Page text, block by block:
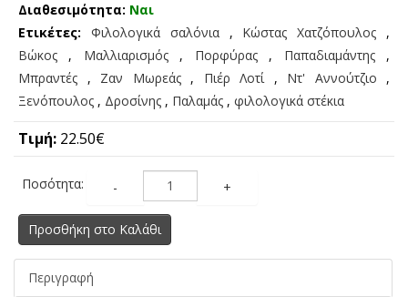
Διαθεσιμότητα: Ναι
Ετικέτες:
Φιλολογικά σαλόνια, Κώστας Χατζόπουλος ,
Βώκος , Μαλλιαρισμός, Πορφύρας, Παπαδιαμάντης,
Μπραντές , Ζαν Μωρεάς, Πιέρ Λοτί, Ντ' Αννούτζιο ,
Ξενόπουλος , Δροσίνης , Παλαμάς , φιλολογικά στέκια
Τιμή: 22.50€
Ποσότητα: - +
Προσθήκη στο Καλάθι
Περιγραφή